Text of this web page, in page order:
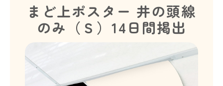
まど上ポスター 井の頭線
のみ（Ｓ）14日間掲出